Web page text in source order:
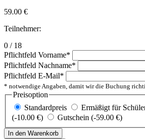
59.00 €
Teilnehmer:
0 / 18
Pflichtfeld Vorname*
Pflichtfeld Nachname*
Pflichtfeld E-Mail*
* notwendige Angaben, damit wir die Buchung
Preisoption
Standardpreis
Ermäßigt für
(-10.00 €)
Gutschein (-59.00 €)